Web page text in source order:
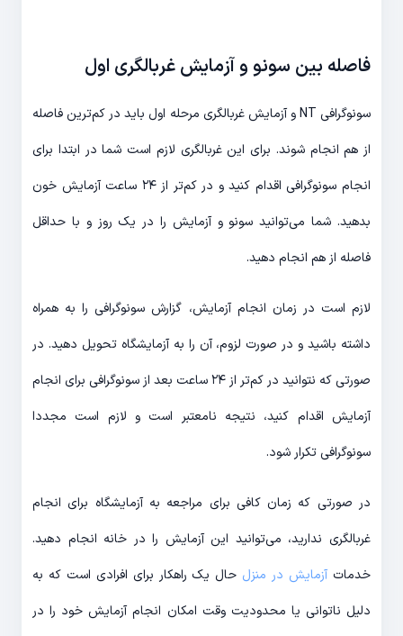
فاصله بین سونو و آزمایش غربالگری اول
سونوگرافی NT و آزمایش غربالگری مرحله اول باید در کم‌ترین فاصله
از هم انجام شوند. برای این غربالگری لازم است شما در ابتدا برای
انجام سونوگرافی اقدام کنید و در کم‌تر از ۲۴ ساعت آزمایش خون
بدهید. شما می‌توانید سونو و آزمایش را در یک روز و با حداقل
فاصله از هم انجام دهید.
لازم است در زمان انجام آزمایش، گزارش سونوگرافی را به همراه
داشته باشید و در صورت لزوم، آن را به آزمایشگاه تحویل دهید. در
صورتی که نتوانید در کم‌تر از ۲۴ ساعت بعد از سونوگرافی برای انجام
آزمایش اقدام کنید، نتیجه نامعتبر است و لازم است مجددا
سونوگرافی تکرار شود.
در صورتی که زمان کافی برای مراجعه به آزمایشگاه برای انجام
غربالگری ندارید، می‌توانید این آزمایش را در خانه انجام دهید.
خدمات آزمایش در منزل حال یک راهکار برای افرادی است که به
دلیل ناتوانی یا محدودیت وقت امکان انجام آزمایش خود را در